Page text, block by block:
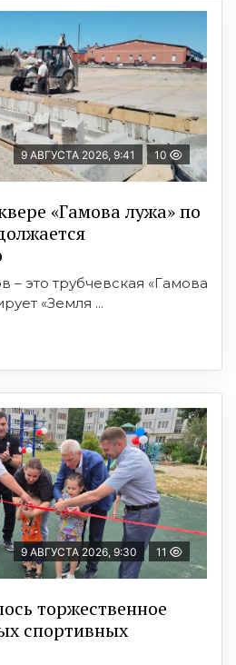
9 АВГУСТА 2026, 9:41 10
«Гамова лужа» по
– это трубчевская «Гамова
«Земля ...
9 АВГУСТА 2026, 9:30 11
торжественное
спортивных